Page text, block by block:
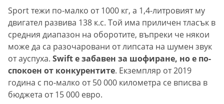
Sport тежи по-малко от 1000 кг, а 1,4-литровият му
двигател развива 138 к.с. Той има приличен тласък в
средния диапазон на оборотите, въпреки че някои
може да са разочаровани от липсата на шумен звук
от ауспуха. Swift е забавен за шофиране, но е по-
спокоен от конкурентите. Екземпляр от 2019
година с по-малко от 50 000 километра се вписва в
бюджета от 15 000 евро.